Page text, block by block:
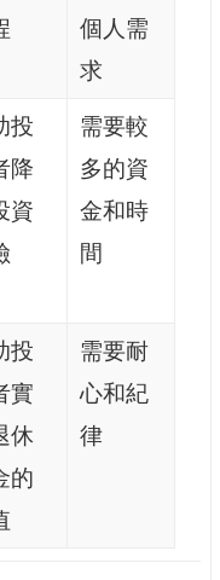
個人需
求
投
降
資
需要較
多的資
金和時
間
投
實
休
的
需要耐
心和紀
律